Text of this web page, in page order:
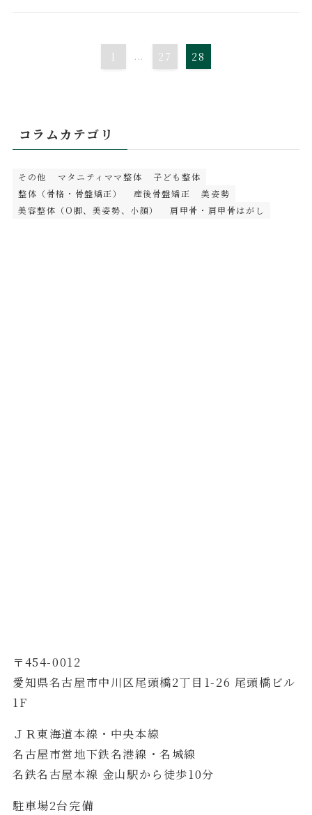
1 ... 27 28
コラムカテゴリ
その他 マタニティママ整体
子ども整体
整体（骨格・骨盤矯正）
産後骨盤矯正
美姿勢
美容整体（O脚、美姿勢、小顔）
肩甲骨・肩甲骨はがし
〒454-0012
愛知県名古屋市中川区尾頭橋2丁目1-26 尾頭橋ビル
1F
ＪＲ東海道本線・中央本線
名古屋市営地下鉄名港線・名城線
名鉄名古屋本線 金山駅から徒歩10分
駐車場2台完備